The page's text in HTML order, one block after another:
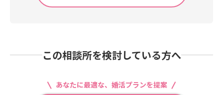
この相談所を検討している方へ
あなたに最適な、婚活プランを提案